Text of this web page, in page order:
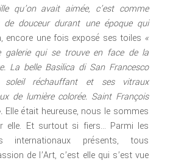
qu’on avait aimée, c’est comme
douceur durant une époque qui
encore une fois exposé ses toiles «
galerie qui se trouve en face de la
La belle Basilica di San Francesco
réchauffant et ses vitraux
de lumière colorée. Saint François
Elle était heureuse, nous le sommes
elle. Et surtout si fiers… Parmi les
internationaux présents, tous
de l’Art, c’est elle qui s’est vue